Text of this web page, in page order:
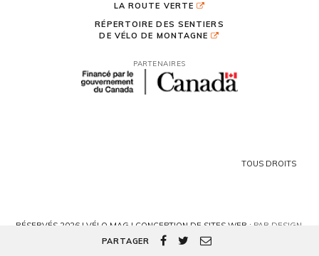
PARTAGER
LA ROUTE VERTE
RÉPERTOIRE DES SENTIERS
DE VÉLO DE MONTAGNE
PARTENAIRES
TOUS DROITS
RÉSERVÉS 2026 | VÉLO MAG | CONCEPTION DE SITES WEB : PAR DESIGN,
AGENCE WEB